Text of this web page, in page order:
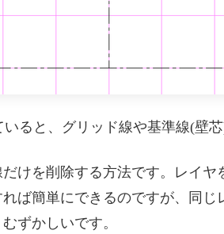
ると、グリッド線や基準線(壁
けを削除する方法です。レイ
ば簡単にできるのですが、同
ずかしいです。